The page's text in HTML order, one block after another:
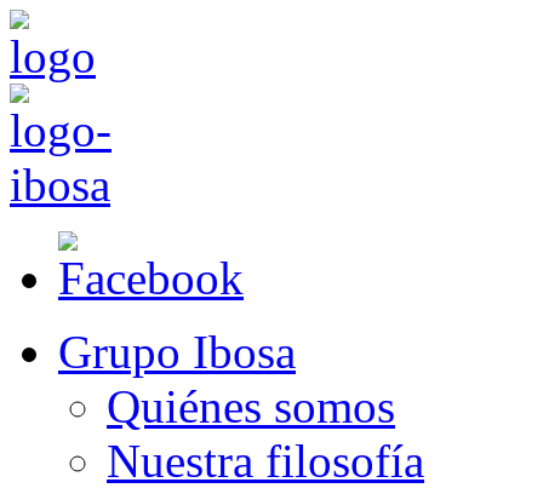
Grupo Ibosa
Quiénes somos
Nuestra filosofía